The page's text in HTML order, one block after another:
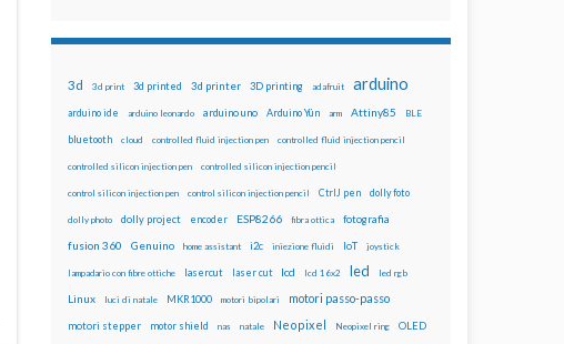
3d 3d print 3d printed 3d printer 3D printing adafruit arduino
arduino ide arduino leonardo arduino uno Arduino Yún arm Attiny85 BLE
bluetooth cloud controlled fluid injection pen controlled fluid injection pencil
controlled silicon injection pen controlled silicon injection pencil
control silicon injection pen control silicon injection pencil CtrlJ pen dolly foto
dolly photo dolly project encoder ESP8266 fibra ottica fotografia
fusion 360 Genuino home assistant i2c iniezione fluidi IoT joystick
lampadario con fibre ottiche lasercut laser cut lcd lcd 16x2 led led rgb
Linux luci di natale MKR1000 motori bipolari motori passo-passo
motori stepper motor shield nas natale Neopixel Neopixel ring OLED